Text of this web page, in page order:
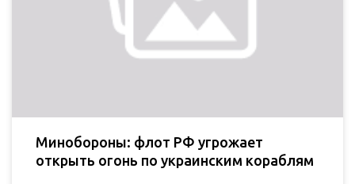
Минобороны: флот РФ угрожает
открыть огонь по украинским кораблям